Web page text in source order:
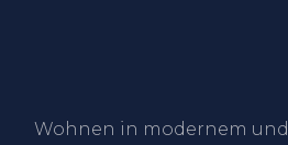
Wohnen in modernem und